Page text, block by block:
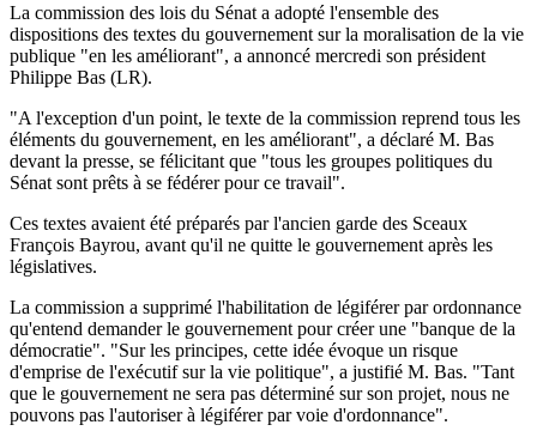
La commission des lois du Sénat a adopté l'ensemble des
dispositions des textes du gouvernement sur la moralisation de la vie
publique "en les améliorant", a annoncé mercredi son président
Philippe Bas (LR).
"A l'exception d'un point, le texte de la commission reprend tous les
éléments du gouvernement, en les améliorant", a déclaré M. Bas
devant la presse, se félicitant que "tous les groupes politiques du
Sénat sont prêts à se fédérer pour ce travail".
Ces textes avaient été préparés par l'ancien garde des Sceaux
François Bayrou, avant qu'il ne quitte le gouvernement après les
législatives.
La commission a supprimé l'habilitation de légiférer par ordonnance
qu'entend demander le gouvernement pour créer une "banque de la
démocratie". "Sur les principes, cette idée évoque un risque
d'emprise de l'exécutif sur la vie politique", a justifié M. Bas. "Tant
que le gouvernement ne sera pas déterminé sur son projet, nous ne
pouvons pas l'autoriser à légiférer par voie d'ordonnance".